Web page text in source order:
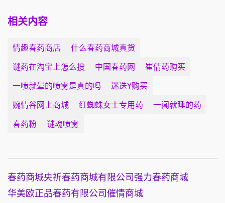
相关内容
情趣春药商店
什么春药商城真货
谜药在淘宝上怎么搜
中国春药网
崔倩药购买
一喷就晕的喷雾是真的吗
迷迭Y购买
婉情谷网上商城
红蜘蛛女士专用药
一闻就睡的药
春药粉
谜魂喷雾
春药商城央祈春药商城有限公司强力春药商城
华美欧正品春药有限公司催情商城